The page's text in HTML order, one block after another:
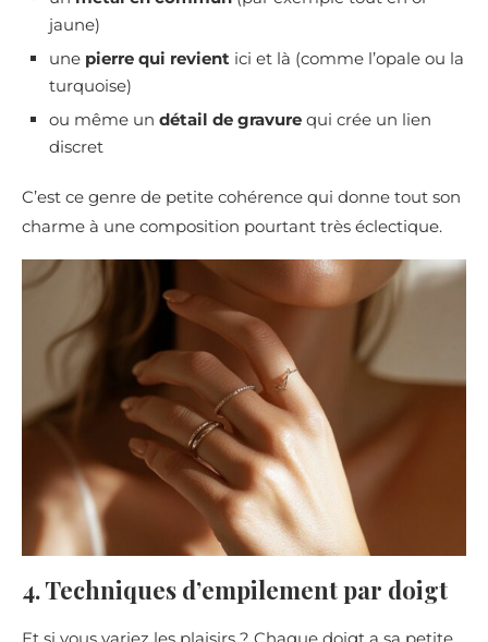
jaune)
une pierre qui revient ici et là (comme l’opale ou la
turquoise)
ou même un détail de gravure qui crée un lien
discret
C’est ce genre de petite cohérence qui donne tout son
charme à une composition pourtant très éclectique.
4. Techniques d’empilement par doigt